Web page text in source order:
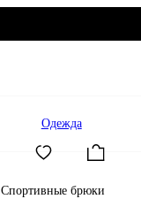
Одежда
Спортивные брюки